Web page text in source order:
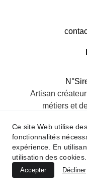
Artisan
métiers et
Ce site Web utilise
fonctionnalités
expérience. En
utilisation des cookies.
Accepter Décliner